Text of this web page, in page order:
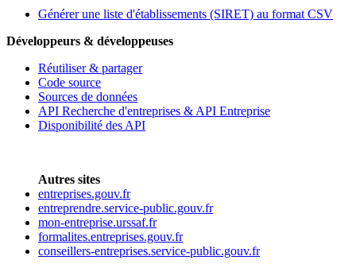
Générer une liste d'établissements (SIRET) au format CSV
Développeurs & développeuses
Réutiliser & partager
Code source
Sources de données
API Recherche d'entreprises & API Entreprise
Disponibilité des API
Autres sites
entreprises.gouv.fr
entreprendre.service-public.gouv.fr
mon-entreprise.urssaf.fr
formalites.entreprises.gouv.fr
conseillers-entreprises.service-public.gouv.fr